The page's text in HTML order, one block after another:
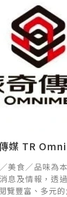
媒 TR
美食／品味為
息及情報，透
覽豐富、多元的